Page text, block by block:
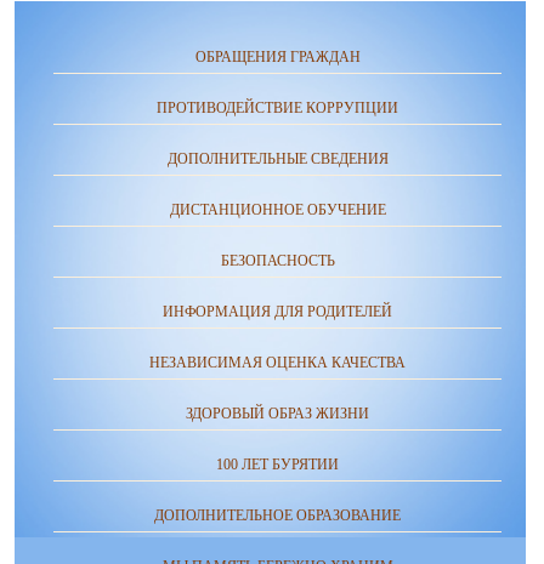
ОБРАЩЕНИЯ ГРАЖДАН
ПРОТИВОДЕЙСТВИЕ КОРРУПЦИИ
ДОПОЛНИТЕЛЬНЫЕ СВЕДЕНИЯ
ДИСТАНЦИОННОЕ ОБУЧЕНИЕ
БЕЗОПАСНОСТЬ
ИНФОРМАЦИЯ ДЛЯ РОДИТЕЛЕЙ
НЕЗАВИСИМАЯ ОЦЕНКА КАЧЕСТВА
ЗДОРОВЫЙ ОБРАЗ ЖИЗНИ
100 ЛЕТ БУРЯТИИ
ДОПОЛНИТЕЛЬНОЕ ОБРАЗОВАНИЕ